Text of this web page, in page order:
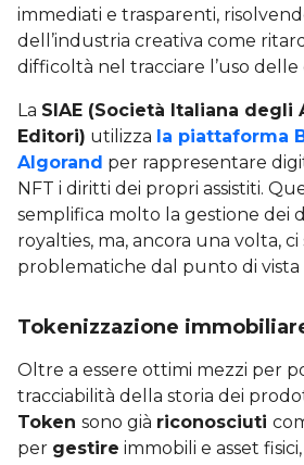
immediati e trasparenti,
dell’industria creativa come
difficoltà nel tracciare l’uso delle
La SIAE (Società Italiana degli
Editori) utilizza la piattaforma
Algorand per rappresentare
NFT i diritti dei propri assistiti.
semplifica molto la gestione dei
royalties, ma, ancora una volta,
problematiche dal punto di vista
Tokenizzazione
Oltre a essere ottimi mezzi per
tracciabilità della storia dei
Token sono già riconosciuti
per gestire immobili e asset